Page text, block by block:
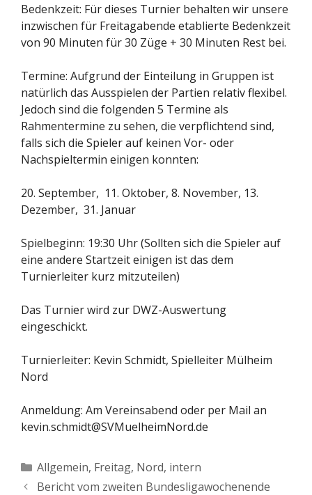
Bedenkzeit: Für dieses Turnier behalten wir unsere
inzwischen für Freitagabende etablierte Bedenkzeit
von 90 Minuten für 30 Züge + 30 Minuten Rest bei.
Termine: Aufgrund der Einteilung in Gruppen ist
natürlich das Ausspielen der Partien relativ flexibel.
Jedoch sind die folgenden 5 Termine als
Rahmentermine zu sehen, die verpflichtend sind,
falls sich die Spieler auf keinen Vor- oder
Nachspieltermin einigen konnten:
20. September, 11. Oktober, 8. November, 13.
Dezember, 31. Januar
Spielbeginn: 19:30 Uhr (Sollten sich die Spieler auf
eine andere Startzeit einigen ist das dem
Turnierleiter kurz mitzuteilen)
Das Turnier wird zur DWZ-Auswertung
eingeschickt.
Turnierleiter: Kevin Schmidt, Spielleiter Mülheim
Nord
Anmeldung: Am Vereinsabend oder per Mail an
kevin.schmidt@SVMuelheimNord.de
Kategorien
Allgemein, Freitag, Nord, intern
Bericht vom zweiten Bundesligawochenende